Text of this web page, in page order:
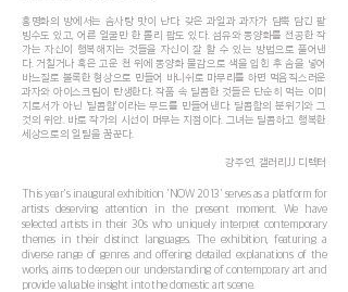
홍명화의 방에서는 솜사탕 맛이 난다. 갖은 과일과 과자가 담뿍 담긴 팥
빙수도 있고, 어른 얼굴만 한 롤리 팝도 있다. 섬유와 동양화를 전공한 작
가는 자신이 행복해지는 것들을 자신이 잘 할 수 있는 방법으로 풀어낸
다. 거칠거나 혹은 고운 천 위에 동양화 물감으로 색을 입힌 후 솜을 넣어
바느질로 볼록한 형상으로 만들어 바니쉬로 마무리를 하면 먹음직스러운
과자와 아이스크림이 탄생한다. 작품 속 달콤한 것들은 단순히 먹는 이미
지로서가 아닌 ‘달콤함’이라는 무드를 만들어낸다. 달콤함의 분위기와 그
것의 위안. 바로 작가의 시선이 머무는 지점이다. 그녀는 달콤하고 행복한
세상으로의 일탈을 꿈꾼다.
강주연, 갤러리JJ 디렉터
This year's inaugural exhibition 'NOW 2013' serves as a platform for
artists deserving attention in the present moment. We have
selected artists in their 30s who uniquely interpret contemporary
themes in their distinct languages. The exhibition, featuring a
diverse range of genres and offering detailed explanations of the
works, aims to deepen our understanding of contemporary art and
provide valuable insight into the domestic art scene.